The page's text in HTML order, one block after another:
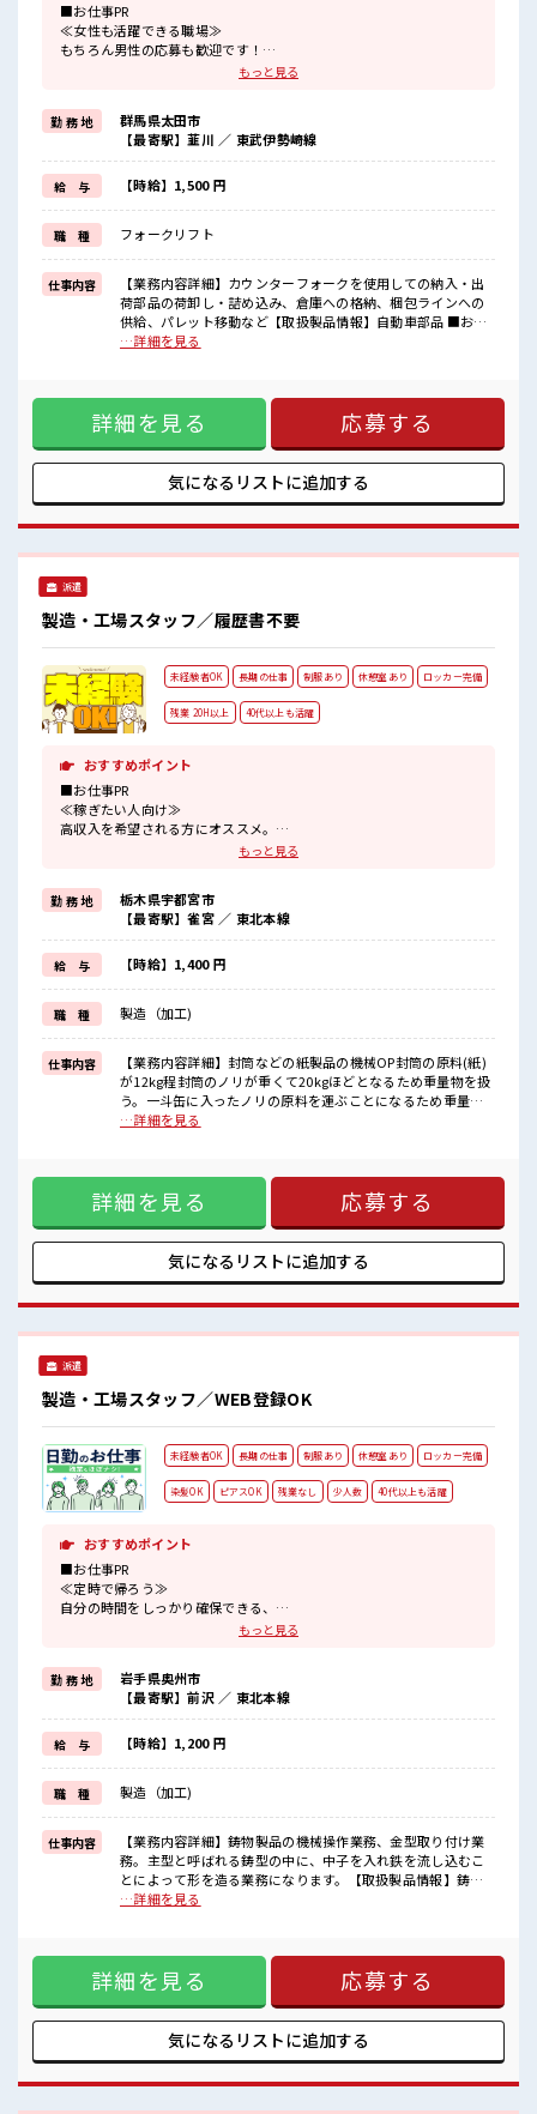
■お仕事PR
≪女性も活躍できる職場≫
もちろん男性の応募も歓迎です！
残業はほとんどナシ！
≪髪型自由≫
基本的に髪色自由で明るすぎたり奇抜でなければOKです！
(規定有)≪機能的な制服アリ≫
制服があるので、
毎日の服装の悩み解消♪
≪未経験でも活躍できる≫
新しいことにチャレンジするのは不安だけど、
しっかり働く環境が整っています！
イチからスキルUP・ステップUP目指していきましょう！
■職場の雰囲気
女性が多い職場ですが男女は問いません！
高収入もバッチリ目指せますよ！
もっと見る
勤 務 地
群馬県太田市
【最寄駅】韮川 ／ 東武伊勢崎線
給 与 【時給】1,500 円
職 種 フォークリフト
仕事内容
【業務内容詳細】カウンターフォークを使用しての納入・出
荷部品の荷卸し・詰め込み、倉庫への格納、梱包ラインへの
供給、パレット移動など【取扱製品情報】自動車部品 ■お仕
事PR ≪女性も活躍できる職場≫ もちろん男性の応募も歓迎で
的に髪色自由で明るすぎたり奇抜でなければOKです！ (規定
有)≪機能的な制服アリ≫ 制服があるので、 毎日の服装の悩
み解消♪ ≪未経験でも活躍できる≫ 新しいことにチャレンジ
するのは不安だけど、 しっかり働く環境が整っています！ イ
チからスキルUP・ステップUP目指していきましょう！ ■職
場の雰囲気 女性が多い職場ですが男女は問いません！ 応募お
なのはウレシイPoint☆ 高収入もバッチリ目指せますよ！
…詳細を見る
詳細を見る 応募する
気になるリストに追加する
派遣
製造・工場スタッフ／履歴書不要
未経験者OK 長期の仕事 制服あり 休憩室あり ロッカー完備
残業 20H以上 40代以上も活躍
おすすめポイント
■お仕事PR
≪稼ぎたい人向け≫
高収入を希望される方にオススメ。
残業は月20時間以上あります♪
制服があるので、
毎日の服装の悩み解消♪
≪初めての仕事だけど自分にもできそう≫
新しいことにチャレンジするのは不安だけど、
しっかり働く環境が整っています！
イチからスキルUP・ステップUP目指していきましょう！
≪自分に向いている仕事が探せる≫
困った事などがあれば、
担当がしっかりサポートします！
■職場の雰囲気
休憩室でホッと一息リフレッシュ！
持ち物が多いあなたにもぴったり☆
もっと見る
勤 務 地
栃木県宇都宮市
【最寄駅】雀宮 ／ 東北本線
給 与 【時給】1,400 円
職 種 製造（加工)
仕事内容
【業務内容詳細】封筒などの紙製品の機械OP封筒の原料(紙)
が12kg程封筒のノリが重くて20kgほどとなるため重量物を扱
う。一斗缶に入ったノリの原料を運ぶことになるため重量に
抵抗のない方がよい【取扱製品詳細】紙封筒 ■お仕事PR ≪稼
で、 毎日の服装の悩み解消♪ ≪初めての仕事だけど自分にも
できそう≫ 新しいことにチャレンジするのは不安だけど、 し
っかり働く環境が整っています！ イチからスキルUP・ステッ
プUP目指していきましょう！ ≪自分に向いている仕事が探せ
る≫ 困った事などがあれば、 担当がしっかりサポートしま
っかりあるお仕事！
…詳細を見る
詳細を見る 応募する
気になるリストに追加する
派遣
製造・工場スタッフ／WEB登録OK
未経験者OK 長期の仕事 制服あり 休憩室あり ロッカー完備
染髪OK ピアスOK 残業なし 少人数 40代以上も活躍
おすすめポイント
■お仕事PR
≪定時で帰ろう≫
自分の時間をしっかり確保できる、
基本的に髪色自由で明るすぎたり奇抜でなければOKです！
(規定有)制服があると毎日の服選びに悩まずOK♪
≪未経験OKの仕事≫
新しいことにチャレンジするのは不安だけど、
しっかり働く環境が整っています！
イチからスキルUP・ステップUP目指していきましょう！
≪自分に合った期間で働ける≫
福利厚生が整った派遣のお仕事です！
■職場の雰囲気
一緒に働く仲間ともなじみやすい少人数の職場☆
髪型・髪色自由♪
派手過ぎなければOKだから、
もっと見る
勤 務 地
岩手県奥州市
【最寄駅】前沢 ／ 東北本線
給 与 【時給】1,200 円
職 種 製造（加工)
仕事内容
【業務内容詳細】鋳物製品の機械操作業務、金型取り付け業
務。主型と呼ばれる鋳型の中に、中子を入れ鉄を流し込むこ
とによって形を造る業務になります。【取扱製品情報】鋳物
製品人気の日勤専属！！！早い者勝ち！！！ ■お仕事PR ≪定
奇抜でなければOKです！ (規定有)制服があると毎日の服選び
に悩まずOK♪ ≪未経験OKの仕事≫ 新しいことにチャレンジ
するのは不安だけど、 しっかり働く環境が整っています！ イ
チからスキルUP・ステップUP目指していきましょう！ ≪自
分に合った期間で働ける≫ 福利厚生が整った派遣のお仕事で
チベーションもUP！ 休憩室でホッと一息リフレッシュ！
…詳細を見る
詳細を見る 応募する
気になるリストに追加する